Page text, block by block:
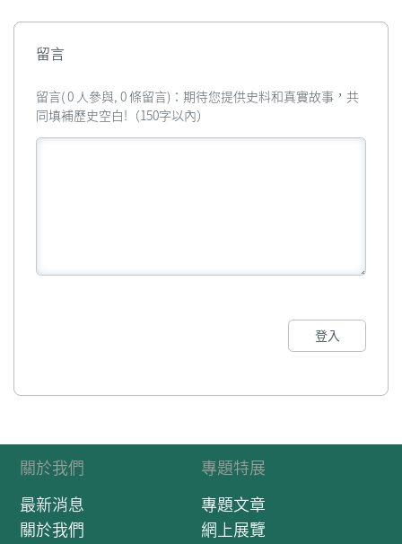
留言
留言( 0 人參與, 0 條留言)：期待您提供史料和真實故事，共
同填補歷史空白!（150字以內）
登入
關於我們
最新消息
關於我們
專題特展
專題文章
網上展覽